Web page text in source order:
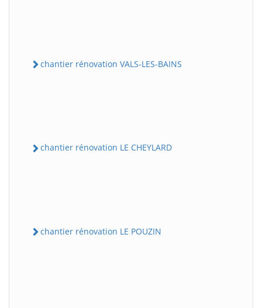
chantier rénovation VALS-LES-BAINS
chantier rénovation LE CHEYLARD
chantier rénovation LE POUZIN